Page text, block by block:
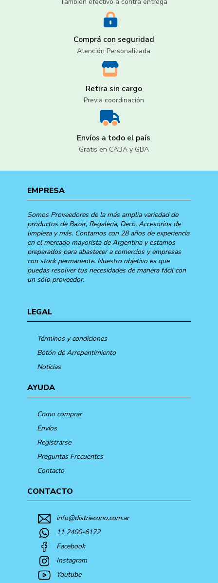
También efectivo a contra entrega
Comprá con seguridad
Atención Personalizada
Retira sin cargo
Previa coordinación
Envíos a todo el país
Gratis en CABA y GBA
EMPRESA
Somos Proveedores de la más amplia variedad de
productos de Bazar, Regalería, Deco, Accesorios de
limpieza y más. Contamos con 28 años de experiencia
en el mercado mayorista de Argentina y estamos
preparados para abastecer a comercios y empresas
con stock permanente. Nuestro objetivo es que
puedas resolver tus necesidades de manera fácil con
un sólo proveedor.
LEGAL
Términos y condiciones
Botón de Arrepentimiento
Noticias
AYUDA
Como comprar
Envíos
Registrarse
Preguntas Frecuentes
Contacto
CONTACTO
info@distriecono.com.ar
11 2400-6172
Facebook
Instagram
Youtube